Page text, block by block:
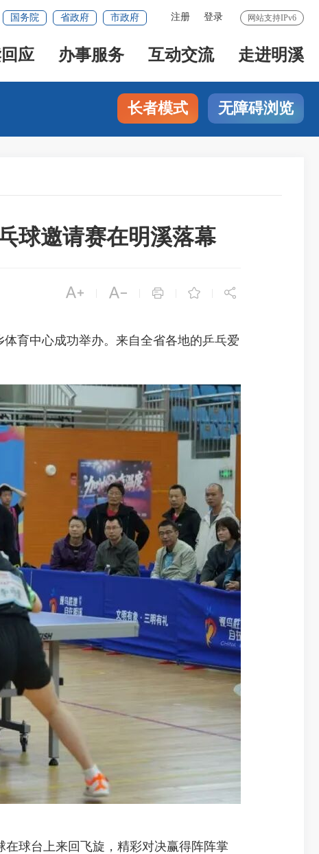
网站支持IPv6
注册 登录
国务院 省政府 市政府
应 办事服务 互动交流 走进明溪
长者模式 无障碍浏览
球邀请赛在明溪落幕
    
育中心成功举办。来自全省各地的乒乓爱
球台上来回飞旋，精彩对决赢得阵阵掌